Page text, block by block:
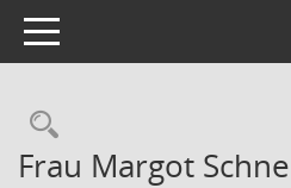
Toggle navigation
Rechercheauswahl
Frau Margot